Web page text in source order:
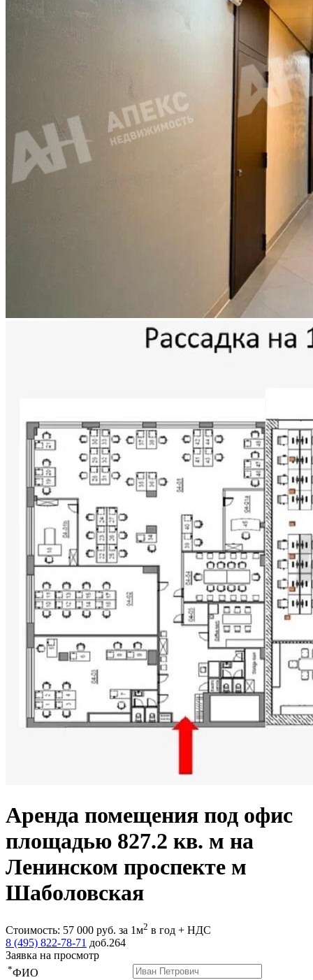
Аренда помещения под офис
площадью 827.2 кв. м на
Ленинском проспекте м
Шаболовская
Стоимость: 57 000 руб. за 1м2 в год + НДС
8 (495) 822-78-71 доб.264
Заявка на просмотр
*ФИО